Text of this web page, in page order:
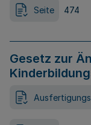
Seite 474
Gesetz zur